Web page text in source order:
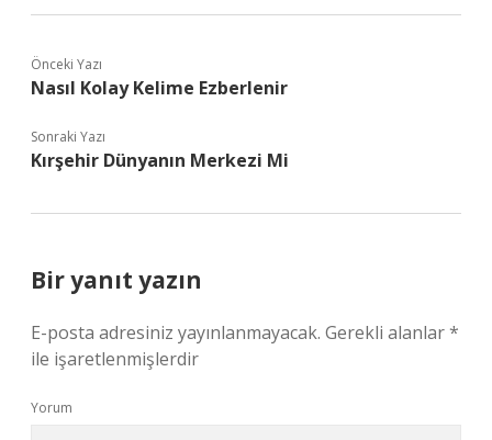
Önceki Yazı
Nasıl Kolay Kelime Ezberlenir
Sonraki Yazı
Kırşehir Dünyanın Merkezi Mi
Bir yanıt yazın
E-posta adresiniz yayınlanmayacak. Gerekli alanlar*
ile işaretlenmişlerdir
Yorum